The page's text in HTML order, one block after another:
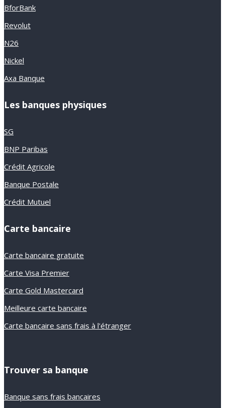
BforBank
Revolut
N26
Nickel
Axa Banque
Les banques physiques
SG
BNP Paribas
Crédit Agricole
Banque Postale
Crédit Mutuel
Carte bancaire
Carte bancaire gratuite
Carte Visa Premier
Carte Gold Mastercard
Meilleure carte bancaire
Carte bancaire sans frais à l'étranger
Trouver sa banque
Banque sans frais bancaires